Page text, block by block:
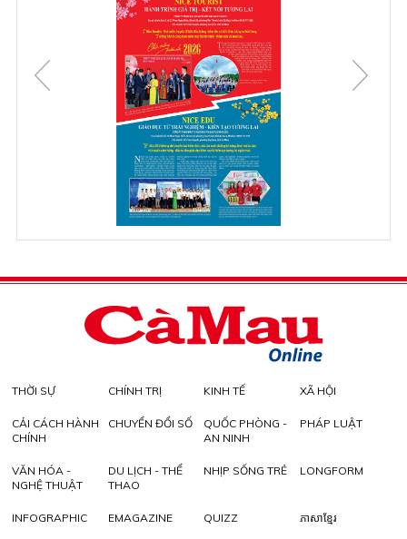
THỜI SỰ CHÍNH TRỊ KINH TẾ XÃ HỘI
CẢI CÁCH HÀNH
CHÍNH
CHUYỂN ĐỔI SỐ
QUỐC PHÒNG -
AN NINH
PHÁP LUẬT
VĂN HÓA -
NGHỆ THUẬT
DU LỊCH - THỂ
THAO
NHỊP SỐNG TRẺ LONGFORM
INFOGRAPHIC EMAGAZINE QUIZZ ភាសាខ្មែរ